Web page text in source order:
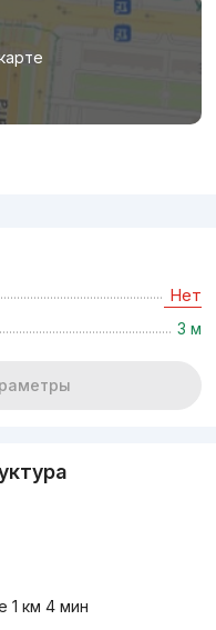
Нет
3 м
1 км 4 мин